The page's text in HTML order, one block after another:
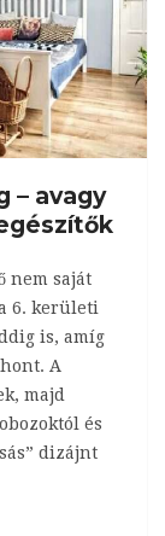
– avagy
nem saját
6. kerületi
is, amíg
A
majd
és
dizájnt